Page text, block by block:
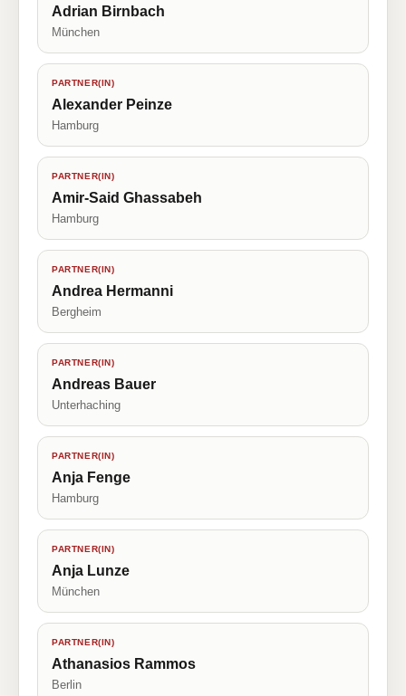
Adrian Birnbach
München
PARTNER(IN)
Alexander Peinze
Hamburg
PARTNER(IN)
Amir-Said Ghassabeh
Hamburg
PARTNER(IN)
Andrea Hermanni
Bergheim
PARTNER(IN)
Andreas Bauer
Unterhaching
PARTNER(IN)
Anja Fenge
Hamburg
PARTNER(IN)
Anja Lunze
München
PARTNER(IN)
Athanasios Rammos
Berlin